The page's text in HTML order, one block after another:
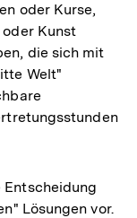
oder Kurse,
Kunst
die sich mit
Welt"
Entscheidung
Lösungen vor.